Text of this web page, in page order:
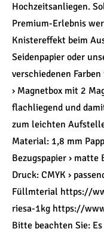
Hochzeitsanliegen.
Premium-Erlebnis
Knistereffekt beim
Seidenpapier oder
verschiedenen
› Magnetbox mit 2
flachliegend und
zum leichten
Material: 1,8 mm
Bezugspapier ›
Druck: CMYK ›
Füllmterial https://
riesa-1kg https://
Bitte beachten Sie: